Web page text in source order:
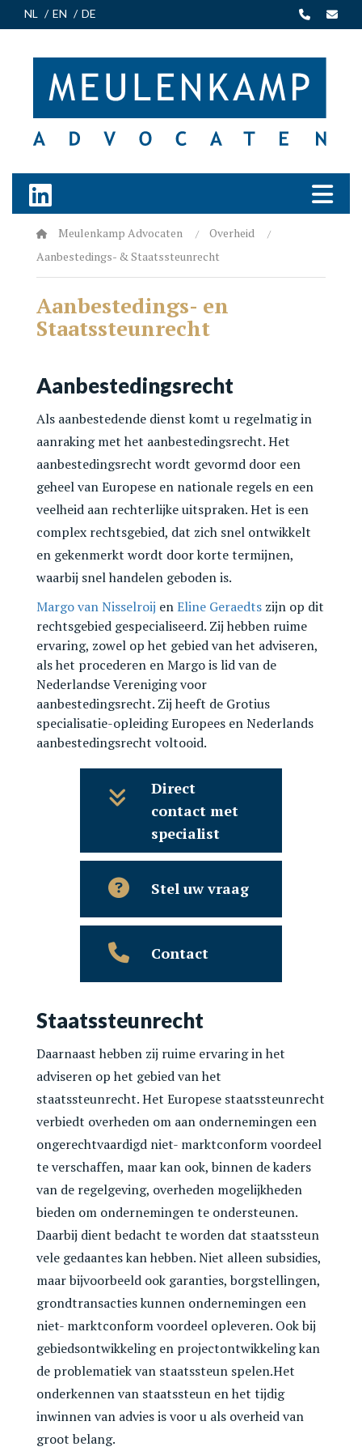
NL EN DE
Meulenkamp Advocaten
Overheid
Aanbestedings- & Staatssteunrecht
Aanbestedings- en
Staatssteunrecht
Aanbestedingsrecht
Als aanbestedende dienst komt u regelmatig in
aanraking met het aanbestedingsrecht. Het
aanbestedingsrecht wordt gevormd door een
geheel van Europese en nationale regels en een
veelheid aan rechterlijke uitspraken. Het is een
complex rechtsgebied, dat zich snel ontwikkelt
en gekenmerkt wordt door korte termijnen,
waarbij snel handelen geboden is.
Margo van Nisselroij enEline Geraedts zijn op dit
rechtsgebied gespecialiseerd. Zij hebben ruime
ervaring, zowel op het gebied van het adviseren,
als het procederen en Margo is lid van de
Nederlandse Vereniging voor
aanbestedingsrecht. Zij heeft de Grotius
specialisatie-opleiding Europees en Nederlands
aanbestedingsrecht voltooid.
Direct
contact met
specialist
Stel uw vraag
Contact
Staatssteunrecht
Daarnaast hebben zij ruime ervaring in het
adviseren op het gebied van het
staatssteunrecht. Het Europese staatssteunrecht
verbiedt overheden om aan ondernemingen een
ongerechtvaardigd niet- marktconform voordeel
te verschaffen, maar kan ook, binnen de kaders
van de regelgeving, overheden mogelijkheden
bieden om ondernemingen te ondersteunen.
Daarbij dient bedacht te worden dat staatssteun
vele gedaantes kan hebben. Niet alleen subsidies,
maar bijvoorbeeld ook garanties, borgstellingen,
grondtransacties kunnen ondernemingen een
niet- marktconform voordeel opleveren. Ook bij
gebiedsontwikkeling en projectontwikkeling kan
de problematiek van staatssteun spelen.Het
onderkennen van staatssteun en het tijdig
inwinnen van advies is voor u als overheid van
groot belang.